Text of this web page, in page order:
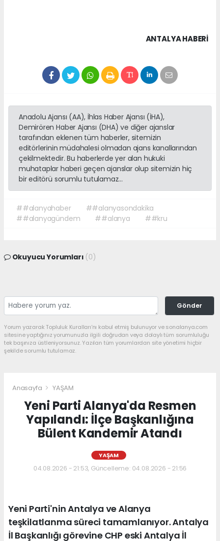
ANTALYA HABERİ
Anadolu Ajansı (AA), İhlas Haber Ajansı (İHA),
Demirören Haber Ajansı (DHA) ve diğer ajanslar
tarafından eklenen tüm haberler, sitemizin
editörlerinin müdahalesi olmadan ajans kanallarından
çekilmektedir. Bu haberlerde yer alan hukuki
muhataplar haberi geçen ajanslar olup sitemizin hiç
bir editörü sorumlu tutulamaz...
##alanyahaber
##alanyasondakika
##alanyagündem
##alanya ##kru
Okuyucu Yorumları (0)
Gönder
Yorum yazarak Topluluk Kuralları’nı kabul etmiş bulunuyor ve sonalanya.com
sitesine yaptığınız yorumunuzla ilgili doğrudan veya dolaylı tüm sorumluluğu
tek başınıza üstleniyorsunuz. Yazılan tüm yorumlardan site yönetimi hiçbir
şekilde sorumlu tutulamaz.
Anasayfa YAŞAM
Yeni Parti Alanya'da Resmen
Yapılandı: İlçe Başkanlığına
Bülent Kandemir Atandı
YAŞAM
04.08.2026 - 21:53, Güncelleme: 04.08.2026 - 21:56
Yeni Parti'nin Antalya ve Alanya
teşkilatlanma süreci tamamlanıyor. Antalya
İl Başkanlığı görevine CHP eski Antalya İl